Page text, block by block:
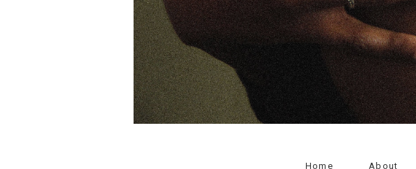
Home About